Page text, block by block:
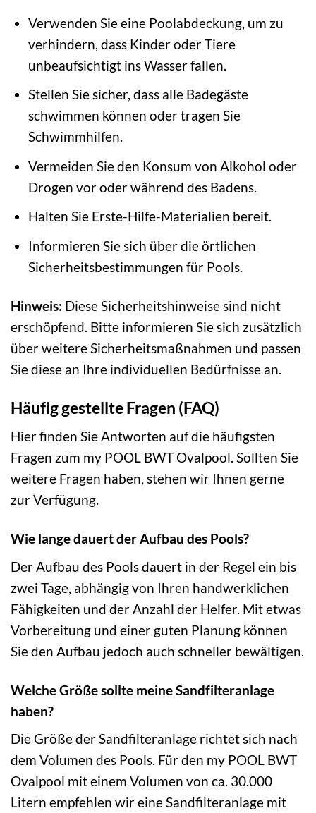
Verwenden Sie eine Poolabdeckung, um zu
verhindern, dass Kinder oder Tiere
unbeaufsichtigt ins Wasser fallen.
Stellen Sie sicher, dass alle Badegäste
schwimmen können oder tragen Sie
Schwimmhilfen.
Vermeiden Sie den Konsum von Alkohol oder
Drogen vor oder während des Badens.
Halten Sie Erste-Hilfe-Materialien bereit.
Informieren Sie sich über die örtlichen
Sicherheitsbestimmungen für Pools.
Hinweis: Diese Sicherheitshinweise sind nicht
erschöpfend. Bitte informieren Sie sich zusätzlich
über weitere Sicherheitsmaßnahmen und passen
Sie diese an Ihre individuellen Bedürfnisse an.
Häufig gestellte Fragen (FAQ)
Hier finden Sie Antworten auf die häufigsten
Fragen zum my POOL BWT Ovalpool. Sollten Sie
weitere Fragen haben, stehen wir Ihnen gerne
zur Verfügung.
Wie lange dauert der Aufbau des Pools?
Der Aufbau des Pools dauert in der Regel ein bis
zwei Tage, abhängig von Ihren handwerklichen
Fähigkeiten und der Anzahl der Helfer. Mit etwas
Vorbereitung und einer guten Planung können
Sie den Aufbau jedoch auch schneller bewältigen.
Welche Größe sollte meine Sandfilteranlage
haben?
Die Größe der Sandfilteranlage richtet sich nach
dem Volumen des Pools. Für den my POOL BWT
Ovalpool mit einem Volumen von ca. 30.000
Litern empfehlen wir eine Sandfilteranlage mit